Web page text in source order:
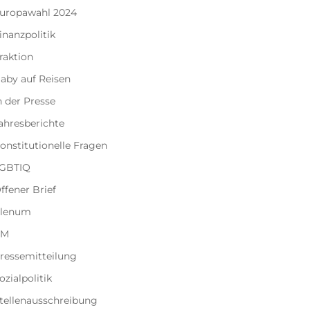
2024
auf Reisen
der Presse
Fragen
Brief